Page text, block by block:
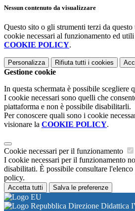
Nessun contenuto da visualizzare
Questo sito o gli strumenti terzi da
cookie necessari al funzionamento ed
COOKIE POLICY.
Personalizza Rifiuta tutti i cookies
Gestione cookie
In questa schermata è possibile scegliere
I cookie necessari sono quelli che
piattaforma e non è possibile disabilitarli.
Per conoscere quali sono i cookie
visionare la COOKIE POLICY.
Cookie necessari per il funzionamento
I cookie necessari per il funzionamento
disabilitati. È possibile consultare
policy.
Accetta tutti Salva le preferenze
Direzione Didattica